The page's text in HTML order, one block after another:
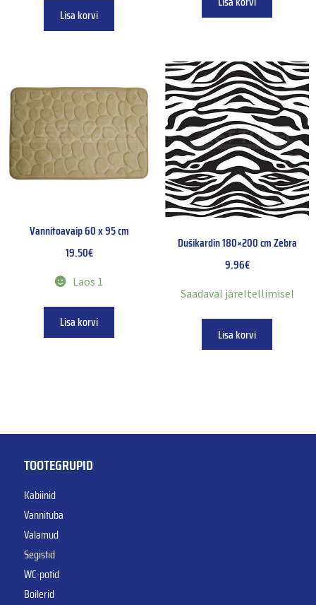
Lisa korvi
Vannitoavaip 60 x 95 cm
19.50€
Laos 1
Lisa korvi
Dušikardin 180×200 cm Zebra
9.96€
Saadaval järeltellimisel
Lisa korvi
TOOTEGRUPID
Kabiinid
Vannituba
Valamud
Segistid
WC-potid
Boilerid